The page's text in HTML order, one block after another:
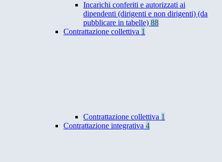
Incarichi conferiti e autorizzati ai
dipendenti (dirigenti e non dirigenti) (da
pubblicare in tabelle) 88
Contrattazione collettiva 1
Contrattazione collettiva 1
Contrattazione integrativa 4